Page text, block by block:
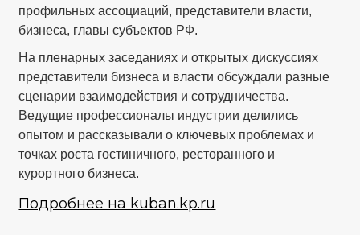
профильных ассоциаций, представители власти,
бизнеса, главы субъектов РФ.
На пленарных заседаниях и открытых дискуссиях
представители бизнеса и власти обсуждали разные
сценарии взаимодействия и сотрудничества.
Ведущие профессионалы индустрии делились
опытом и рассказывали о ключевых проблемах и
точках роста гостиничного, ресторанного и
курортного бизнеса.
Подробнее на kuban.kp.ru